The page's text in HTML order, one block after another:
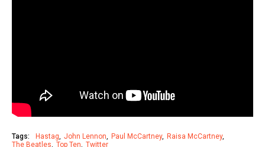
Tags: Hastag John Lennon Paul McCartney
Raisa McCartney
The Beatles
Top Ten Twitter